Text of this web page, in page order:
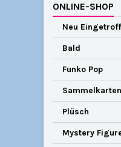
ONLINE-SHOP
Neu
Bald
Funko Pop
Plüsch
Mystery